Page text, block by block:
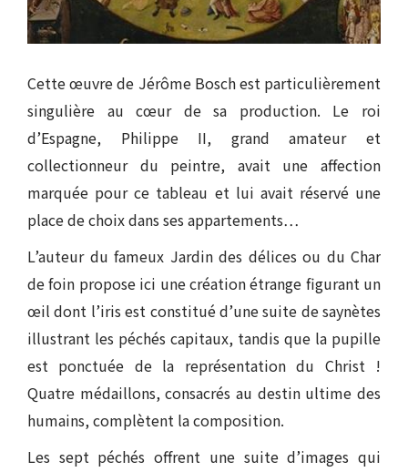
Cette œuvre de Jérôme Bosch est particulièrement
singulière au cœur de sa production. Le roi
d’Espagne, Philippe II, grand amateur et
collectionneur du peintre, avait une affection
marquée pour ce tableau et lui avait réservé une
place de choix dans ses appartements…
L’auteur du fameux Jardin des délices ou du Char
de foin propose ici une création étrange figurant un
œil dont l’iris est constitué d’une suite de saynètes
illustrant les péchés capitaux, tandis que la pupille
est ponctuée de la représentation du Christ !
Quatre médaillons, consacrés au destin ultime des
humains, complètent la composition.
Les sept péchés offrent une suite d’images qui